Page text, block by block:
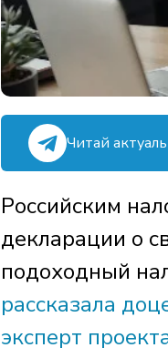
Читай
Российским
декларации о
подоходный
рассказала
эксперт